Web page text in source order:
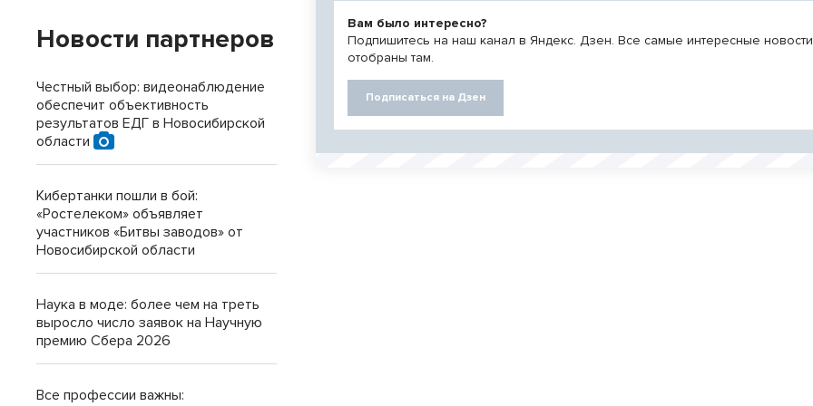
Вам было интересно?
Подпишитесь на наш канал в Яндекс. Дзен. Все самые интересные новости
отобраны там.
Подписаться на Дзен
Новости партнеров
Честный выбор: видеонаблюдение
обеспечит объективность
результатов ЕДГ в Новосибирской
области
Кибертанки пошли в бой:
«Ростелеком» объявляет
участников «Битвы заводов» от
Новосибирской области
Наука в моде: более чем на треть
выросло число заявок на Научную
премию Сбера 2026
Все профессии важны: